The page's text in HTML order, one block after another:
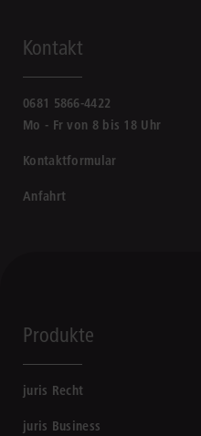
Kontakt
0681 5866-4422
Mo - Fr von 8 bis 18 Uhr
Kontaktformular
Anfahrt
Produkte
juris Recht
juris Business